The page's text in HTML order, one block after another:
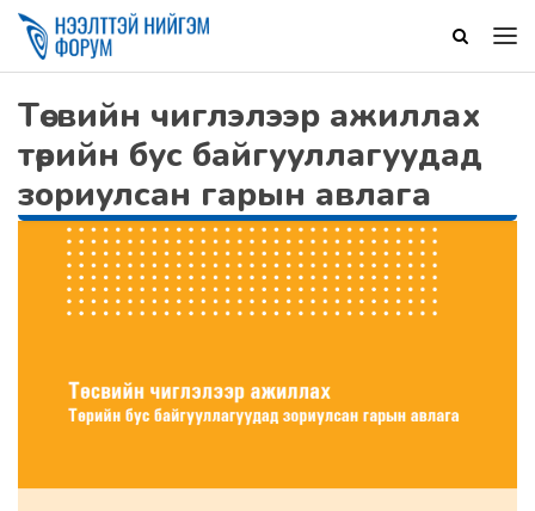
Төсвийн чиглэлээр ажиллах
төрийн бус байгууллагуудад
зориулсан гарын авлага